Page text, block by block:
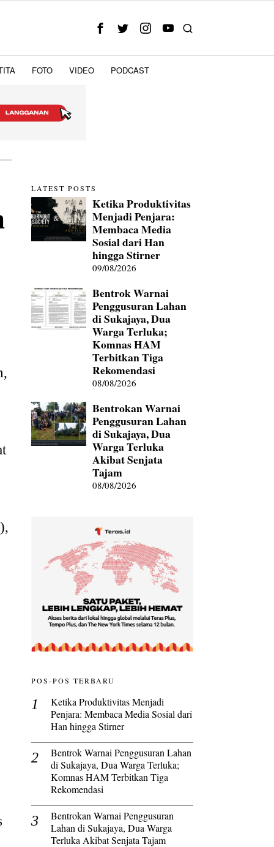
FOTO VIDEO PODCAST
LATEST POSTS
Ketika Produktivitas
Menjadi Penjara:
Membaca Media
Sosial dari Han
hingga Stirner
09/08/2026
Bentrok Warnai
Penggusuran Lahan
di Sukajaya, Dua
Warga Terluka;
Komnas HAM
Terbitkan Tiga
Rekomendasi
08/08/2026
Bentrokan Warnai
Penggusuran Lahan
di Sukajaya, Dua
Warga Terluka
Akibat Senjata
Tajam
08/08/2026
POS-POS TERBARU
Ketika Produktivitas Menjadi
Penjara: Membaca Media Sosial dari
Han hingga Stirner
Bentrok Warnai Penggusuran Lahan
di Sukajaya, Dua Warga Terluka;
Komnas HAM Terbitkan Tiga
Rekomendasi
Bentrokan Warnai Penggusuran
Lahan di Sukajaya, Dua Warga
Terluka Akibat Senjata Tajam